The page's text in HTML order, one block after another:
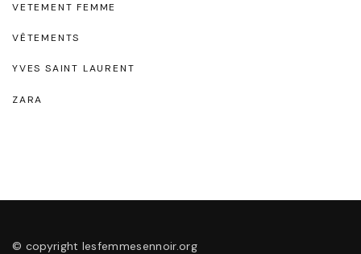
VETEMENT FEMME
VÊTEMENTS
YVES SAINT LAURENT
ZARA
© copyright lesfemmesennoir.org